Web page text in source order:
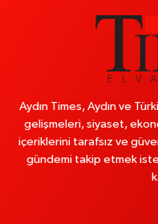
Aydın Times, Aydın ve
gelişmeleri, siyaset,
içeriklerini tarafsız ve
gündemi takip etmek